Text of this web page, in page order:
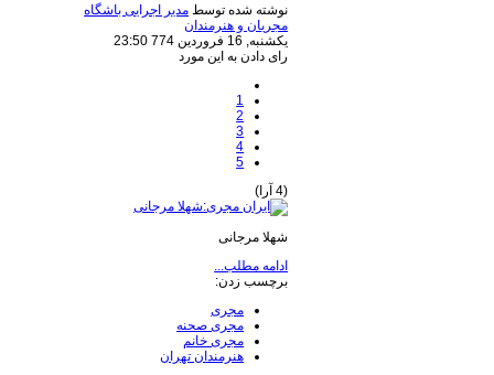
نوشته شده توسط مدیر اجرایی باشگاه
مجریان و هنرمندان
یکشنبه, 16 فروردين 774 23:50
رای دادن به این مورد
1
2
3
4
5
(4 آرا)
شهلا مرجانی
ادامه مطلب...
برچسب زدن:
مجری
مجری صحنه
مجری خانم
هنرمندان تهران